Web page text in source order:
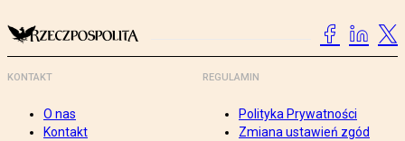
KONTAKT
O nas
Kontakt
REGULAMIN
Polityka Prywatności
Zmiana ustawień zgód